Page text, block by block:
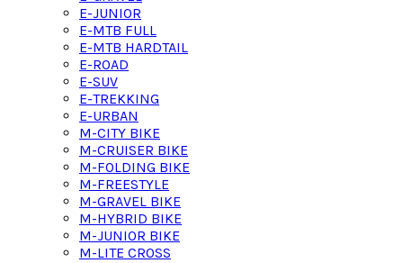
E-JUNIOR
E-MTB FULL
E-MTB HARDTAIL
E-ROAD
E-SUV
E-TREKKING
E-URBAN
M-CITY BIKE
M-CRUISER BIKE
M-FOLDING BIKE
M-FREESTYLE
M-GRAVEL BIKE
M-HYBRID BIKE
M-JUNIOR BIKE
M-LITE CROSS